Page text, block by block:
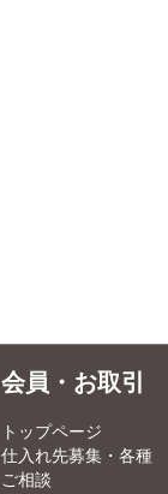
会員・お取引
トップページ
仕入れ先募集・各種
ご相談